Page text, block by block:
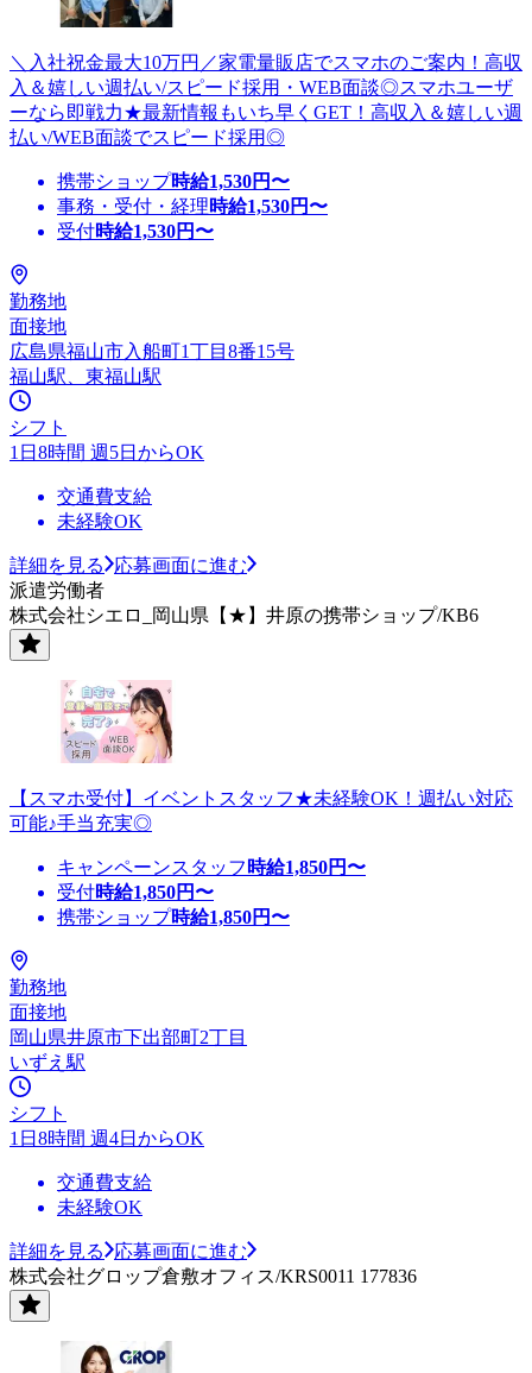
＼入社祝金最大10万円／家電量販店でスマホのご案内！高収
入＆嬉しい週払い/スピード採用・WEB面談◎スマホユーザ
ーなら即戦力★最新情報もいち早くGET！高収入＆嬉しい週
払い/WEB面談でスピード採用◎
携帯ショップ時給1,530円〜
事務・受付・経理時給1,530円〜
受付時給1,530円〜
勤務地
面接地
広島県福山市入船町1丁目8番15号
福山駅、東福山駅
シフト
1日8時間 週5日からOK
交通費支給
未経験OK
詳細を見る
応募画面に進む
派遣労働者
株式会社シエロ_岡山県【★】井原の携帯ショップ/KB6
【スマホ受付】イベントスタッフ★未経験OK！週払い対応
可能♪手当充実◎
キャンペーンスタッフ 時給1,850円〜
受付時給1,850円〜
携帯ショップ時給1,850円〜
勤務地
面接地
岡山県井原市下出部町2丁目
いずえ駅
シフト
1日8時間 週4日からOK
交通費支給
未経験OK
詳細を見る
応募画面に進む
株式会社グロップ倉敷オフィス/KRS0011 177836